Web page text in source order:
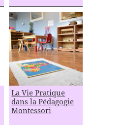
La Vie Pratique
dans la Pédagogie
Montessori